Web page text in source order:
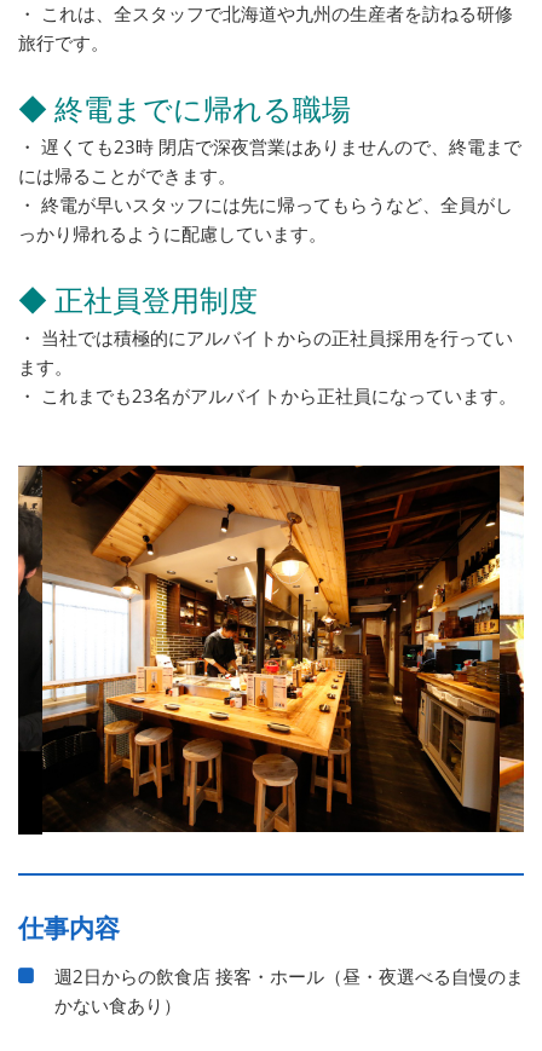
・ これは、全スタッフで北海道や九州の生産者を訪ねる研修
旅行です。
◆ 終電までに帰れる職場
・ 遅くても23時 閉店で深夜営業はありませんので、終電まで
には帰ることができます。
・ 終電が早いスタッフには先に帰ってもらうなど、全員がし
っかり帰れるように配慮しています。
◆ 正社員登用制度
・ 当社では積極的にアルバイトからの正社員採用を行ってい
ます。
・ これまでも23名がアルバイトから正社員になっています。
仕事内容
週2日からの飲食店 接客・ホール（昼・夜選べる自慢のま
かない食あり）